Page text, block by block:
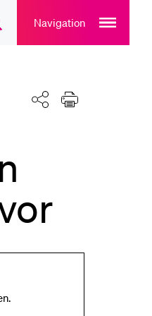
Navigation
main
navigation
Teilen Drucken